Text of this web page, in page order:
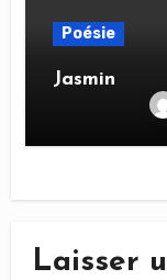
Poésie
Jasmin
Laisser